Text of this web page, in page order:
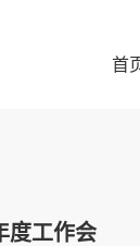
首
度工作会